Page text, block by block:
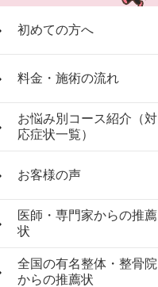
初めての方へ
料金・施術の流れ
お悩み別コース紹介（対
応症状一覧）
お客様の声
医師・専門家からの推薦
状
全国の有名整体・整骨院
からの推薦状